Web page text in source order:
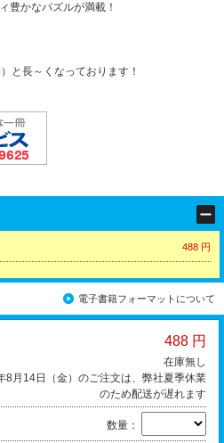
豊かなパズルが満載！
と長～くなっております！
488 円
電子書籍フォーマットについて
488 円
在庫無し
月14日（金）のご注文は、弊社夏季休業
のため配送が遅れます
数量：